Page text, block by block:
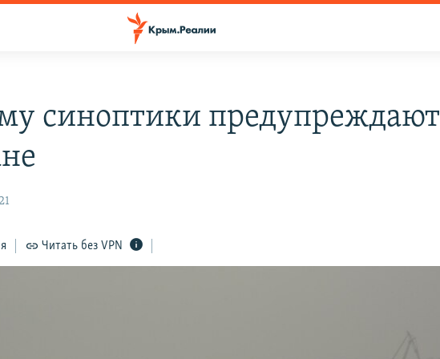
синоптики предупреждают
Читать без VPN